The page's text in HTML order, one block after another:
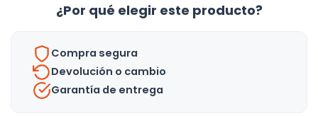
-
¿Por qué elegir este producto?
Compra segura
Devolución o cambio
Garantía de entrega